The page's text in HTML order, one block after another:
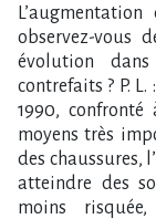
observez-vous
évolution
contrefaits ? P.
1990,
moyens très
des chaussures,
atteindre des
moins